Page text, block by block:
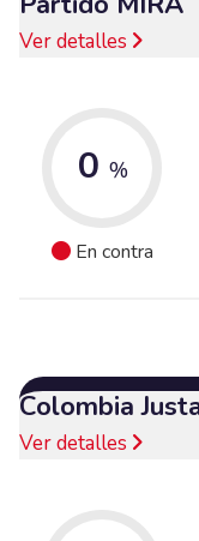
Ver detalles
0 %
En contra
Colombia
Ver detalles